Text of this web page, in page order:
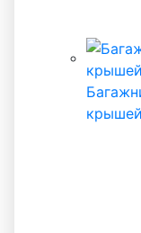
крышей